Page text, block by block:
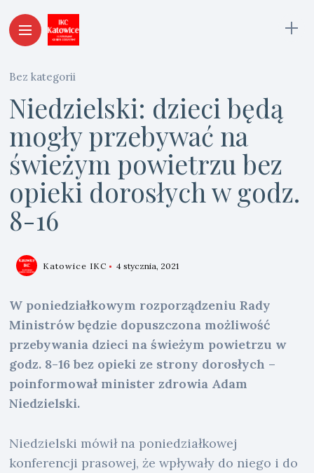
Bez kategorii
Niedzielski: dzieci będą
mogły przebywać na
świeżym powietrzu bez
opieki dorosłych w godz.
8-16
Katowice IKC 4 stycznia, 2021
W poniedziałkowym rozporządzeniu Rady
Ministrów będzie dopuszczona możliwość
przebywania dzieci na świeżym powietrzu w
godz. 8-16 bez opieki ze strony dorosłych –
poinformował minister zdrowia Adam
Niedzielski.
Niedzielski mówił na poniedziałkowej
konferencji prasowej, że wpływały do niego i do